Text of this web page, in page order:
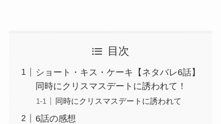
目次
ショート・キス・ケーキ【ネタバレ6話】
同時にクリスマスデートに誘われて！
同時にクリスマスデートに誘われて
6話の感想